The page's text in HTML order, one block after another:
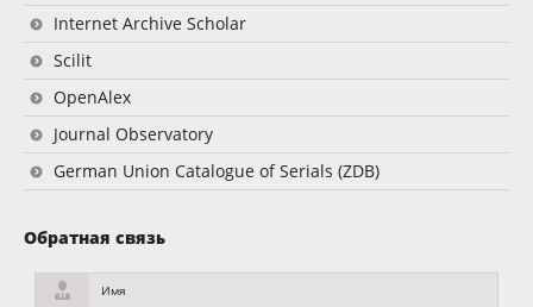
Internet Archive Scholar
Scilit
OpenAlex
Journal Observatory
German Union Catalogue of Serials (ZDB)
Обратная связь
Имя